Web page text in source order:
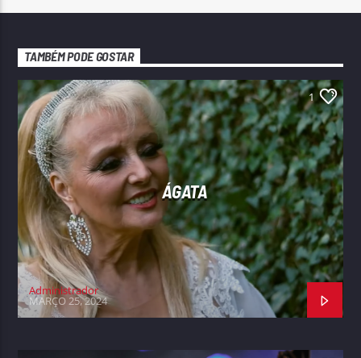
TAMBÉM PODE GOSTAR
1
ÁGATA
Administrador
MARÇO 25, 2024